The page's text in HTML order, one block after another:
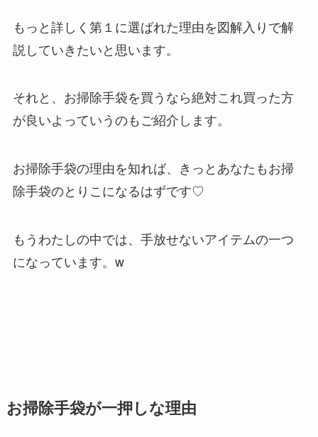
もっと詳しく第１に選ばれた理由を図解入りで解
説していきたいと思います。
それと、お掃除手袋を買うなら絶対これ買った方
が良いよっていうのもご紹介します。
お掃除手袋の理由を知れば、きっとあなたもお掃
除手袋のとりこになるはずです♡
もうわたしの中では、手放せないアイテムの一つ
になっています。w
お掃除手袋が一押しな理由